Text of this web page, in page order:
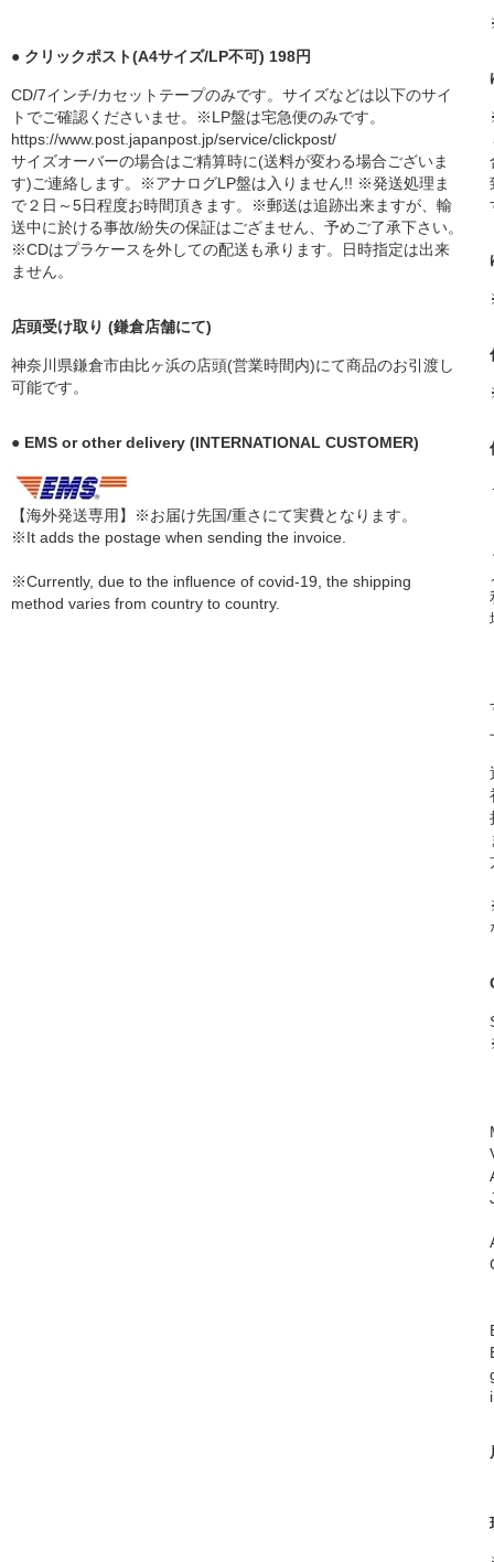
● クリックポスト(A4サイズ/LP不可) 198円
CD/7インチ/カセットテープのみです。サイズなどは以下のサイ
トでご確認くださいませ。※LP盤は宅急便のみです。
https://www.post.japanpost.jp/service/clickpost/
サイズオーバーの場合はご精算時に(送料が変わる場合ございま
す)ご連絡します。※アナログLP盤は入りません!! ※発送処理ま
で２日～5日程度お時間頂きます。※郵送は追跡出来ますが、輸
送中に於ける事故/紛失の保証はござません、予めご了承下さい。
※CDはプラケースを外しての配送も承ります。日時指定は出来
ません。
店頭受け取り (鎌倉店舗にて)
神奈川県鎌倉市由比ヶ浜の店頭(営業時間内)にて商品のお引渡し
可能です。
● EMS or other delivery (INTERNATIONAL CUSTOMER)
【海外発送専用】※お届け先国/重さにて実費となります。
※It adds the postage when sending the invoice.
※Currently, due to the influence of covid-19, the shipping
method varies from country to country.